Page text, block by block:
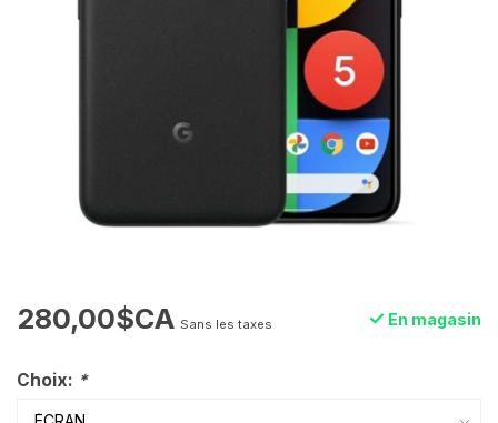
280,00$CA Sans les taxes En magasin
Choix: *